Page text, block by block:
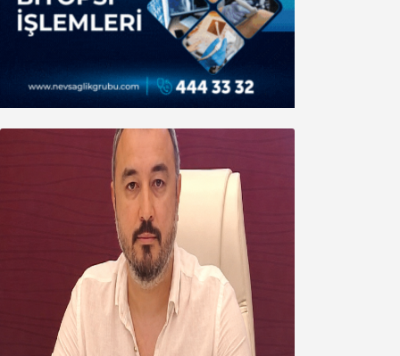
Oğuzbeyi’nden Balıkesirspor
yönetimine cevap : Herkes kendine
yakışanı yapar, buluttan nem